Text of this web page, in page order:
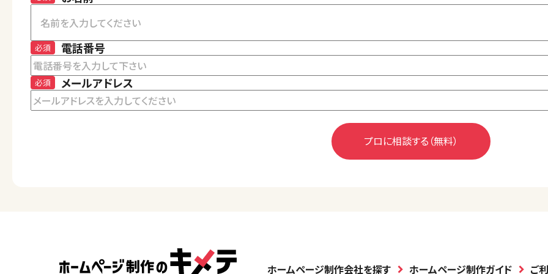
電話番号
必須
メールアドレス
必須
ホームページ制作会社を探す ホームページ制作ガイド ご